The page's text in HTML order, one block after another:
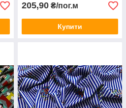
205,90 ₴/пог.м
Купити